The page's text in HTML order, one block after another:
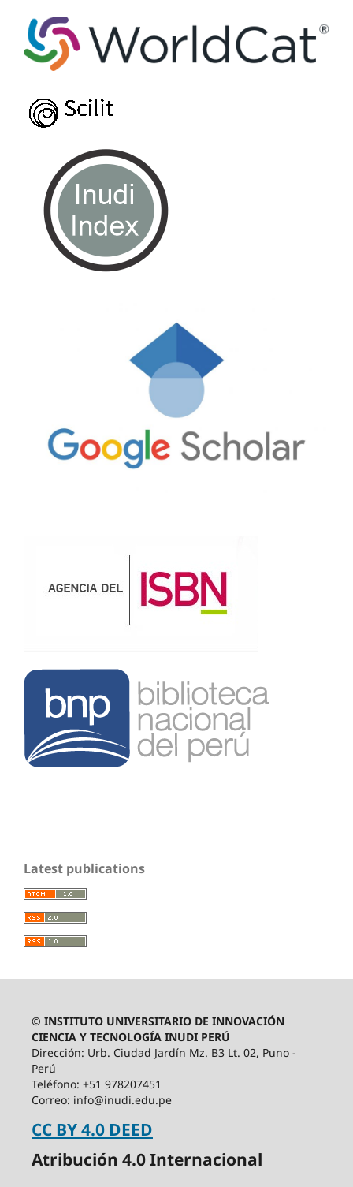
Latest publications
© INSTITUTO UNIVERSITARIO DE INNOVACIÓN
CIENCIA Y TECNOLOGÍA INUDI PERÚ
Dirección: Urb. Ciudad Jardín Mz. B3 Lt. 02, Puno -
Perú
Teléfono: +51 978207451
Correo: info@inudi.edu.pe
CC BY 4.0 DEED
Atribución 4.0 Internacional